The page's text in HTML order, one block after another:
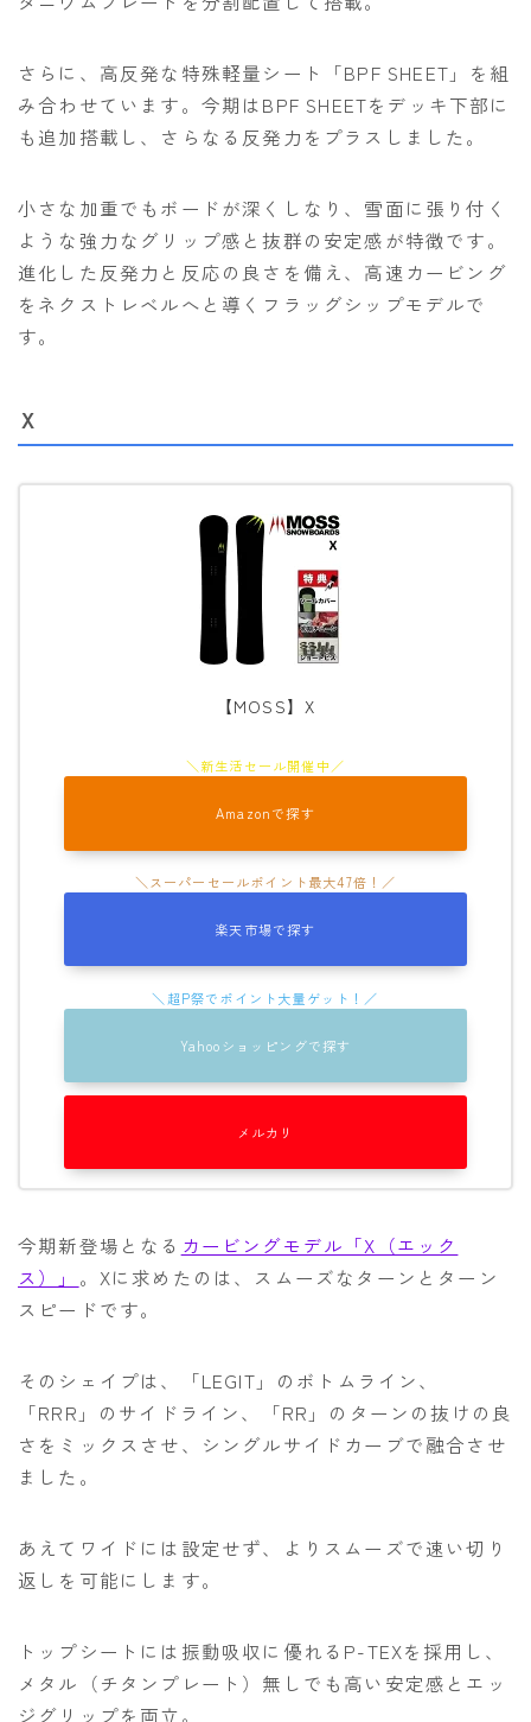
さらに、高反発な特殊軽量シート「BPF SHEET」を組
み合わせています。今期はBPF SHEETをデッキ下部に
も追加搭載し、さらなる反発力をプラスしました。
小さな加重でもボードが深くしなり、雪面に張り付く
ような強力なグリップ感と抜群の安定感が特徴です。
進化した反発力と反応の良さを備え、高速カービング
をネクストレベルへと導くフラッグシップモデルで
す。
X
【MOSS】X
Amazonで探す
楽天市場で探す
Yahooショッピングで探す
メルカリ
今期新登場となる カービングモデル「X（エック
ス）」 。Xに求めたのは、スムーズなターンとターン
スピードです。
そのシェイプは、「LEGIT」のボトムライン、
「RRR」のサイドライン、「RR」のターンの抜けの良
さをミックスさせ、シングルサイドカーブで融合させ
ました。
あえてワイドには設定せず、よりスムーズで速い切り
返しを可能にします。
トップシートには振動吸収に優れるP-TEXを採用し、
メタル（チタンプレート）無しでも高い安定感とエッ
ジグリップを両立。